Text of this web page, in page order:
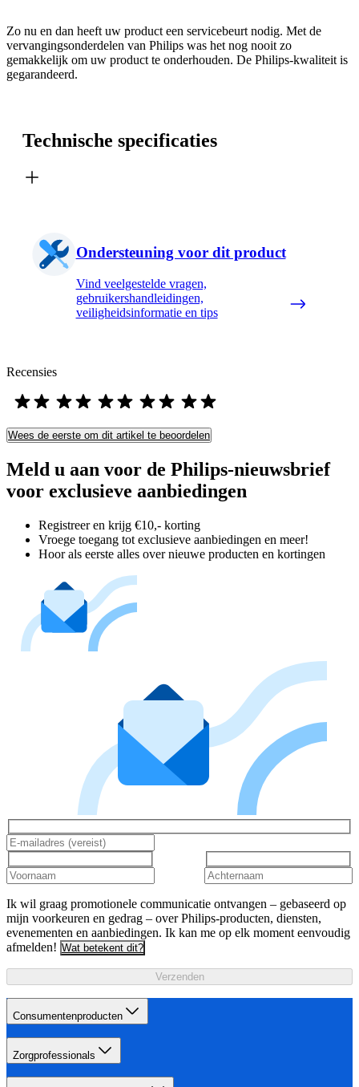
Zo nu en dan heeft uw product een servicebeurt nodig. Met de
vervangingsonderdelen van Philips was het nog nooit zo
gemakkelijk om uw product te onderhouden. De Philips-kwaliteit is
gegarandeerd.
Technische specificaties
Ondersteuning voor dit product
Vind veelgestelde vragen,
gebruikershandleidingen,
veiligheidsinformatie en tips
Recensies
Wees de eerste om dit artikel te beoordelen
Meld u aan voor de Philips-nieuwsbrief
voor exclusieve aanbiedingen
Registreer en krijg €10,- korting
Vroege toegang tot exclusieve aanbiedingen en meer!
Hoor als eerste alles over nieuwe producten en kortingen
Ik wil graag promotionele communicatie ontvangen – gebaseerd op
mijn voorkeuren en gedrag – over Philips-producten, diensten,
evenementen en aanbiedingen. Ik kan me op elk moment eenvoudig
afmelden! Wat betekent dit?
Verzenden
Consumentenproducten
Zorgprofessionals